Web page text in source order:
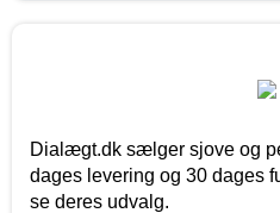
Dialægt.dk sælger sjove og
dages levering og 30 dages
se deres udvalg.